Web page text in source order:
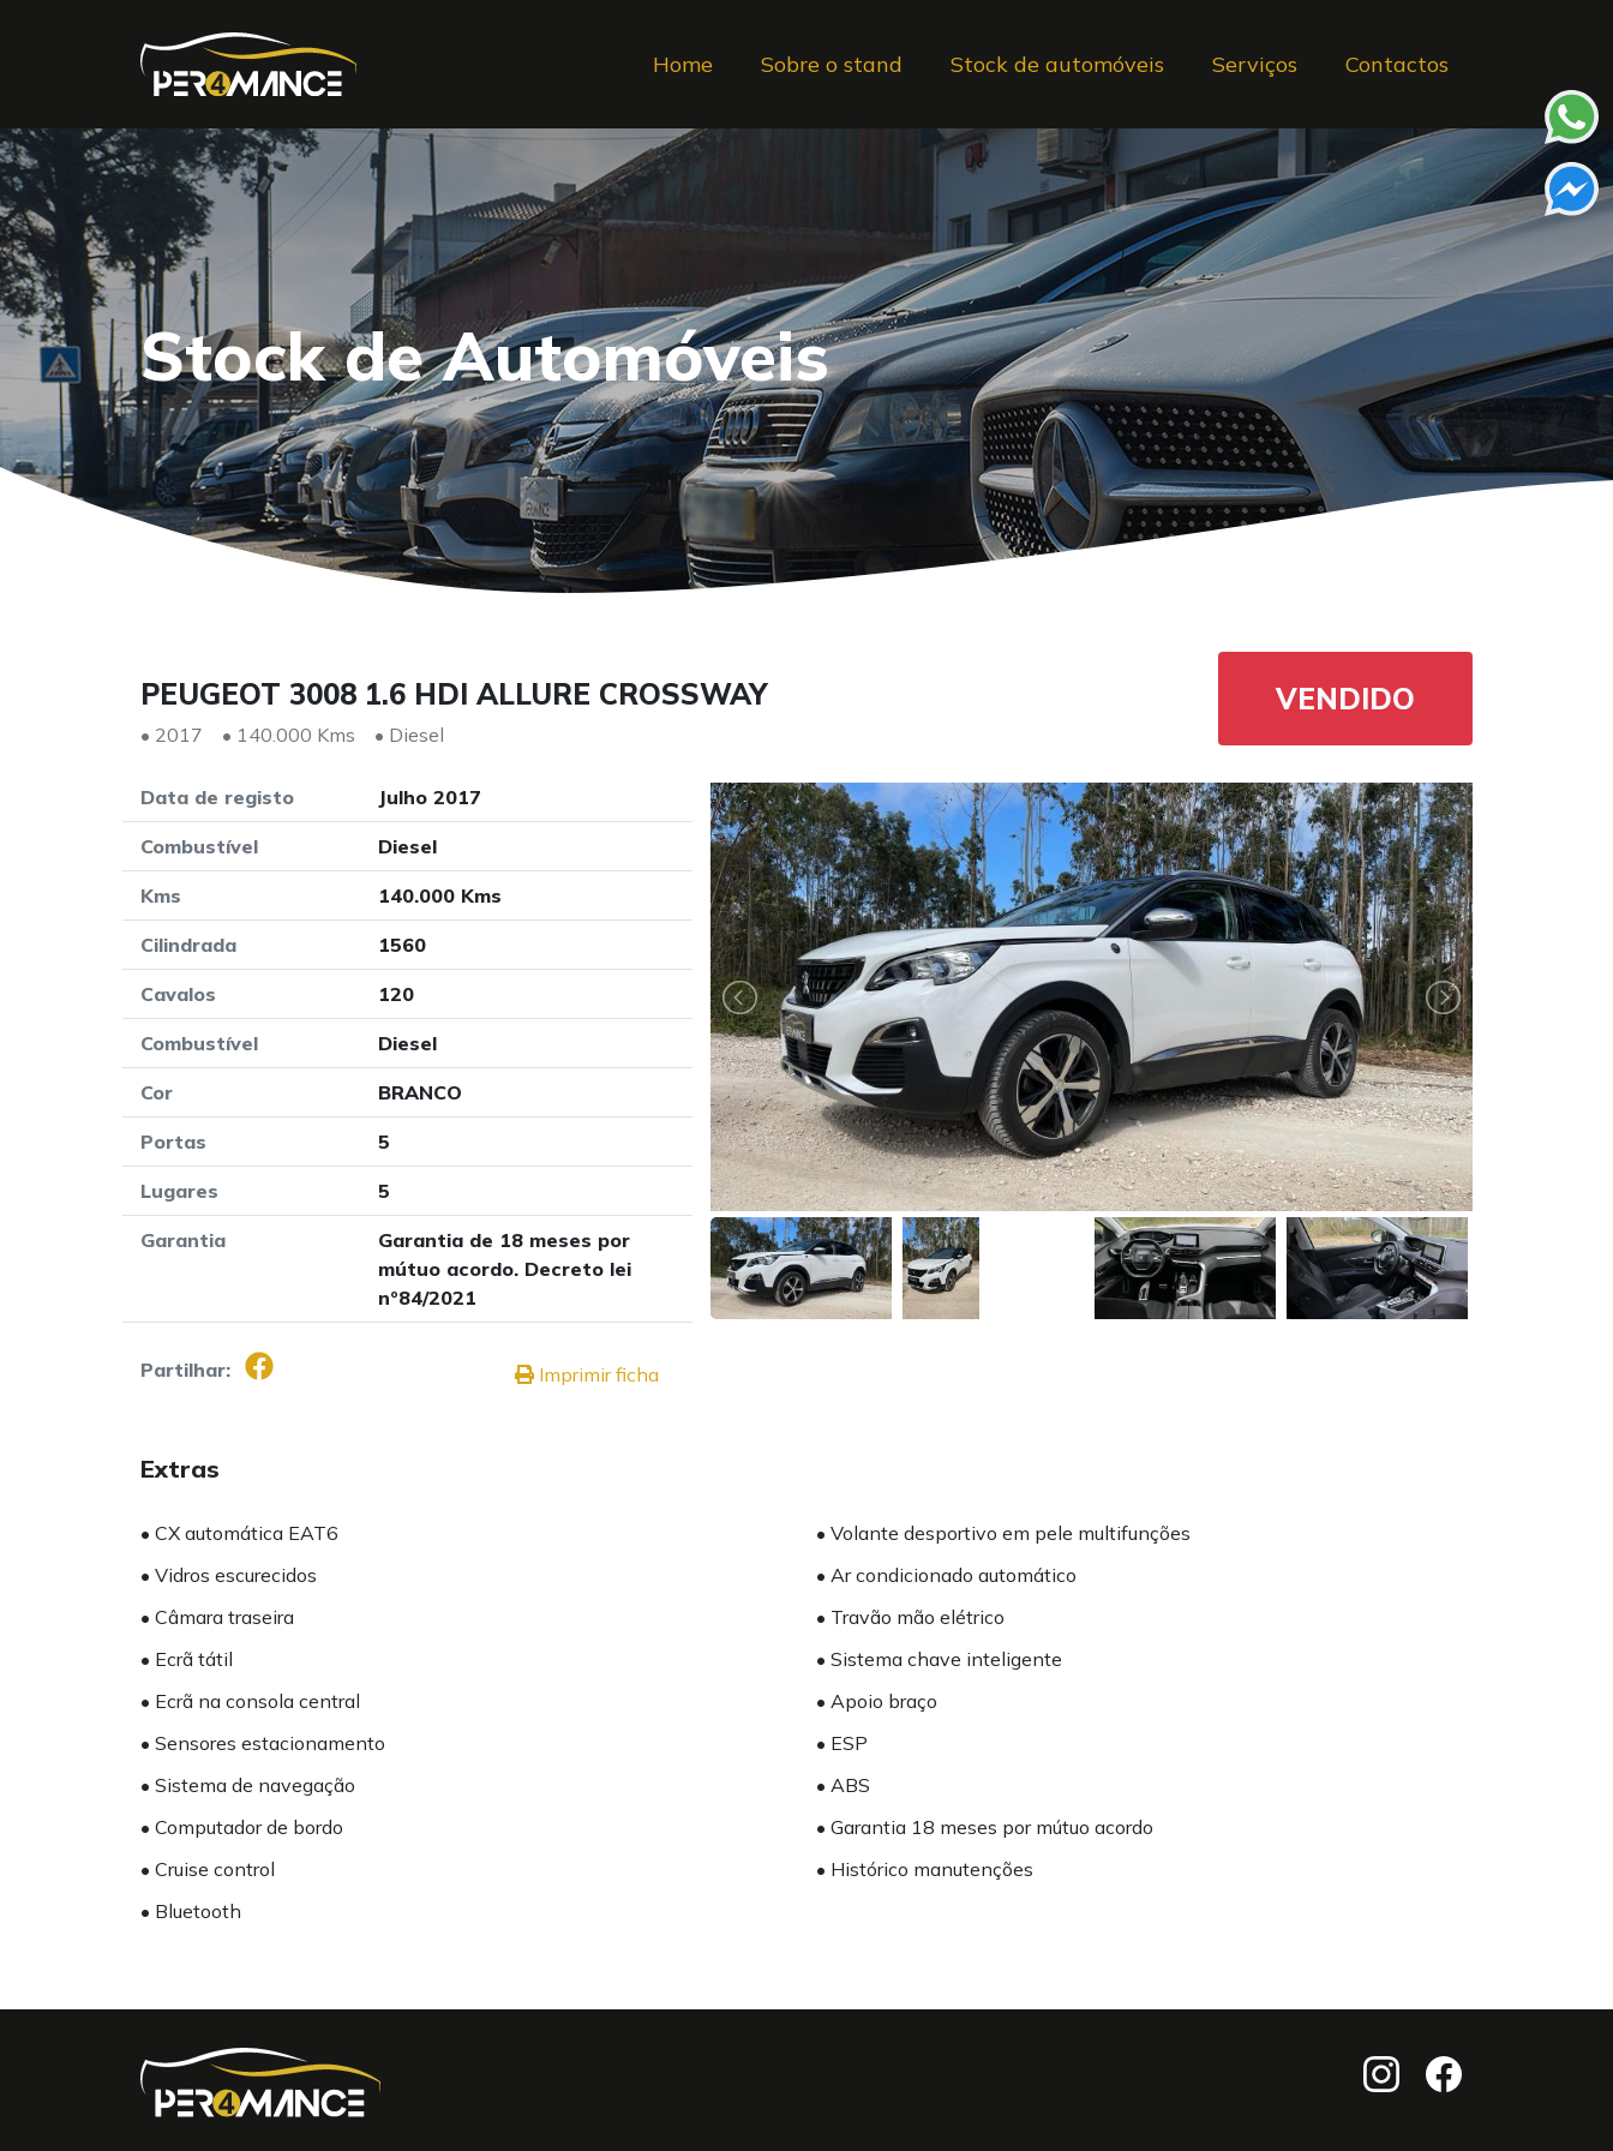
Home Sobre o stand Stock de automóveis Serviços Contactos
Stock de Automóveis
PEUGEOT 3008 1.6 HDI ALLURE CROSSWAY
• 2017 • 140.000 Kms • Diesel
VENDIDO
Data de registo Julho 2017
Combustível Diesel
Kms 140.000 Kms
Cilindrada 1560
Cavalos 120
Combustível Diesel
Cor BRANCO
Portas 5
Lugares 5
Garantia
Garantia de 18 meses por
mútuo acordo. Decreto lei
nº84/2021
Partilhar: Imprimir ficha
Extras
• CX automática EAT6
• Vidros escurecidos
• Câmara traseira
• Ecrã tátil
• Ecrã na consola central
• Sensores estacionamento
• Sistema de navegação
• Computador de bordo
• Cruise control
• Bluetooth
• Volante desportivo em pele multifunções
• Ar condicionado automático
• Travão mão elétrico
• Sistema chave inteligente
• Apoio braço
• ESP
• ABS
• Garantia 18 meses por mútuo acordo
• Histórico manutenções